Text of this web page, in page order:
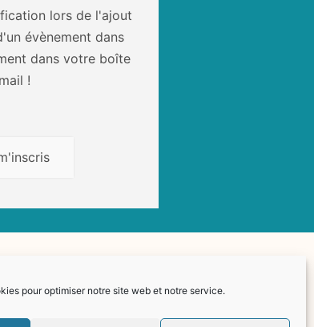
pour optimiser notre site web et notre service.
lors de l'ajout
évènement dans
dans votre boîte
mail !